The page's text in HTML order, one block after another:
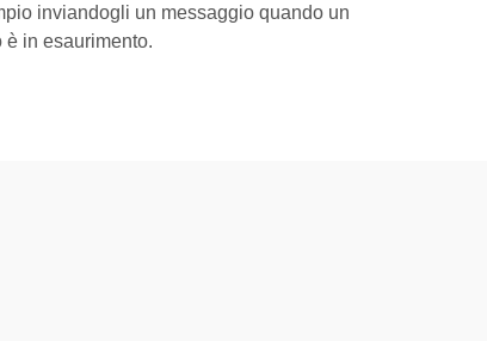
inviandogli un messaggio quando un
è in esaurimento.